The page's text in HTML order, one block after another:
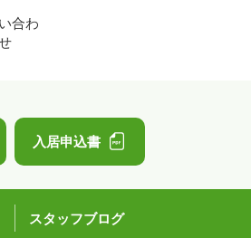
合わ
入居申込書
スタッフブログ